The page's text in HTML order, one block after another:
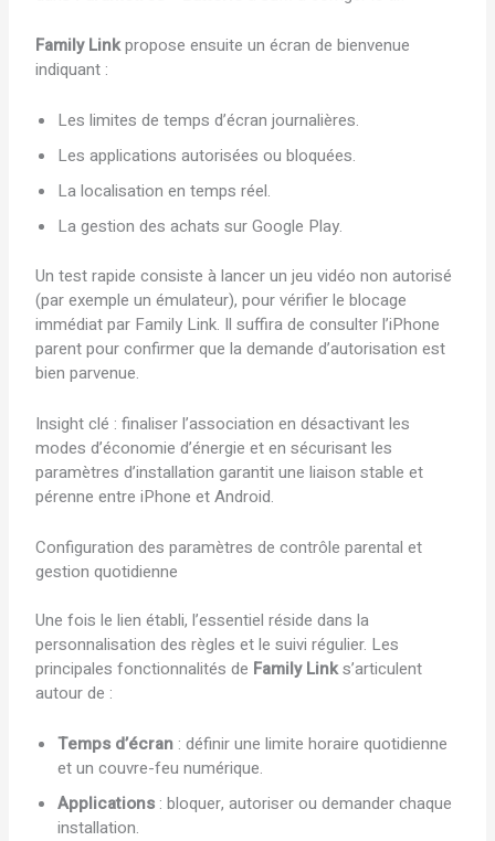
Family Linkpropose ensuite un écran de bienvenue
indiquant :
Les limites de temps d’écran journalières.
Les applications autorisées ou bloquées.
La localisation en temps réel.
La gestion des achats sur Google Play.
Un test rapide consiste à lancer un jeu vidéo non autorisé
(par exemple un émulateur), pour vérifier le blocage
immédiat par Family Link. Il suffira de consulter l’iPhone
parent pour confirmer que la demande d’autorisation est
bien parvenue.
Insight clé : finaliser l’association en désactivant les
modes d’économie d’énergie et en sécurisant les
paramètres d’installation garantit une liaison stable et
pérenne entre iPhone et Android.
Configuration des paramètres de contrôle parental et
gestion quotidienne
Une fois le lien établi, l’essentiel réside dans la
personnalisation des règles et le suivi régulier. Les
principales fonctionnalités de Family Links’articulent
autour de :
Temps d’écran : définir une limite horaire quotidienne
et un couvre-feu numérique.
Applications : bloquer, autoriser ou demander chaque
installation.